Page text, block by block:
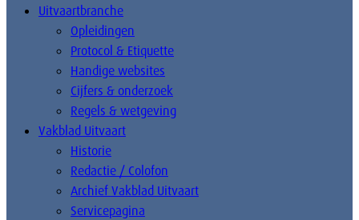
Uitvaartbranche
Opleidingen
Protocol & Etiquette
Handige websites
Cijfers & onderzoek
Regels & wetgeving
Vakblad Uitvaart
Historie
Redactie / Colofon
Archief Vakblad Uitvaart
Servicepagina